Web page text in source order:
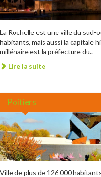
La Rochelle est une ville du sud-
habitants, mais aussi la capitale
millénaire est la préfecture du..
Lire la suite
Poitiers
Ville de plus de 126 000